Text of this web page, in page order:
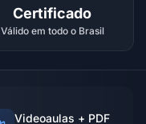
Certificado
Válido em todo o Brasil
Videoaulas + PDF